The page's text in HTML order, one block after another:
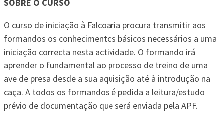
SOBRE O CURSO
O curso de iniciação à Falcoaria procura transmitir aos
formandos os conhecimentos básicos necessários a uma
iniciação correcta nesta actividade. O formando irá
aprender o fundamental ao processo de treino de uma
ave de presa desde a sua aquisição até à introdução na
caça. A todos os formandos é pedida a leitura/estudo
prévio de documentação que será enviada pela APF.